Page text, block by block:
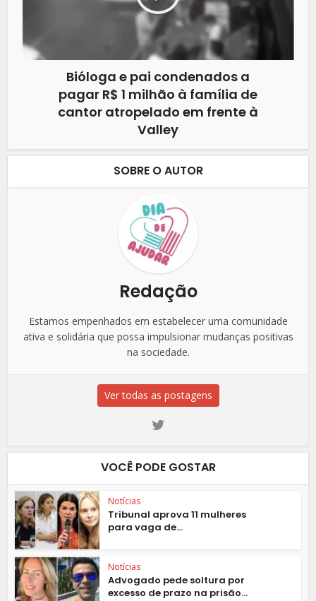
Bióloga e pai condenados a
pagar R$ 1 milhão à família de
cantor atropelado em frente à
Valley
SOBRE O AUTOR
Redação
Estamos empenhados em estabelecer uma comunidade
ativa e solidária que possa impulsionar mudanças positivas
na sociedade.
Ver todas as postagens
VOCÊ PODE GOSTAR
Notícias
Tribunal aprova 11 mulheres
para vaga de...
Notícias
Advogado pede soltura por
excesso de prazo na prisão...